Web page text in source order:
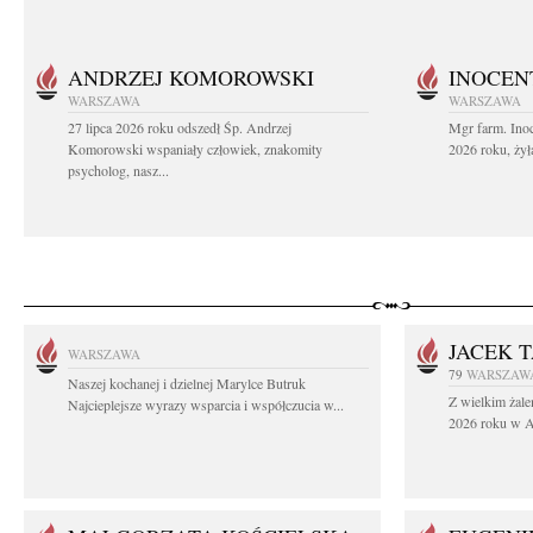
ANDRZEJ KOMOROWSKI
WARSZAWA
27 lipca 2026 roku odszedł Śp. Andrzej
Komorowski wspaniały człowiek, znakomity
psycholog, nasz...
WARSZAWA
Mgr farm.
2026 roku,
WARSZAWA
Naszej kochanej i dzielnej Marylce Butruk
Najcieplejsze wyrazy wsparcia i współczucia w...
JACEK
79
Z wielkim
2026 roku w